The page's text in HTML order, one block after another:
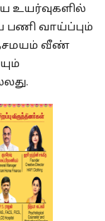
உயர்வுகளில்
பணி வாய்ப்பும்
வீண்